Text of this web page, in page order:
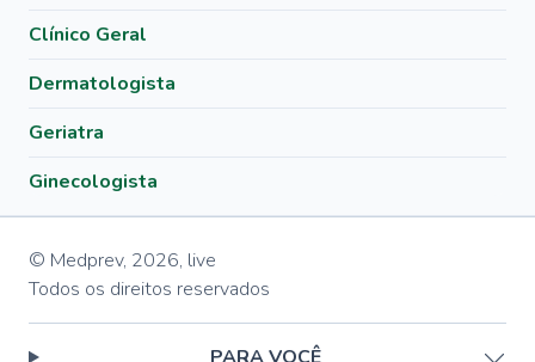
Clínico Geral
Dermatologista
Geriatra
Ginecologista
© Medprev, 2026, live
Todos os direitos reservados